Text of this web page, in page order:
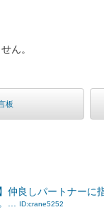
ん。
板
仲良しパートナー
...
ID:crane5252